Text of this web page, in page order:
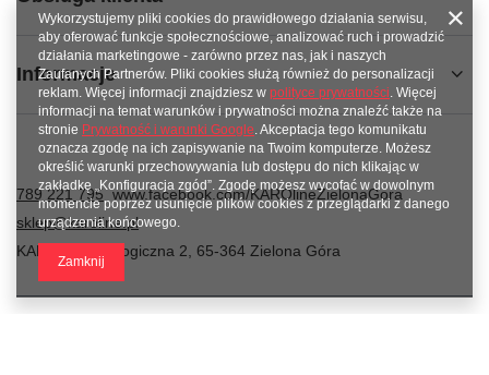
Informacje
789 221 795 www.facebook.com/KAROlineZielonaGora
sklep@karoline.pl
KAROline
Ekologiczna 2 65-364 Zielona Góra
Wykorzystujemy pliki cookies do prawidłowego działania serwisu,
aby oferować funkcje społecznościowe, analizować ruch i prowadzić
działania marketingowe - zarówno przez nas, jak i naszych
Zaufanych Partnerów. Pliki cookies służą również do personalizacji
reklam. Więcej informacji znajdziesz w polityce prywatności. Więcej
informacji na temat warunków i prywatności można znaleźć także na
stronie Prywatność i warunki Google. Akceptacja tego komunikatu
oznacza zgodę na ich zapisywanie na Twoim komputerze. Możesz
określić warunki przechowywania lub dostępu do nich klikając w
zakładkę „Konfiguracja zgód”. Zgodę możesz wycofać w dowolnym
momencie poprzez usunięcie plików cookies z przeglądarki z danego
urządzenia końcowego.
Zamknij